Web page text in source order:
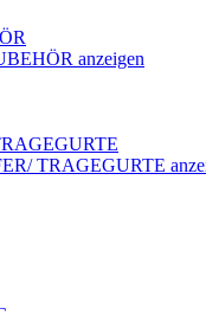
anzeigen
TRAGEGURTE